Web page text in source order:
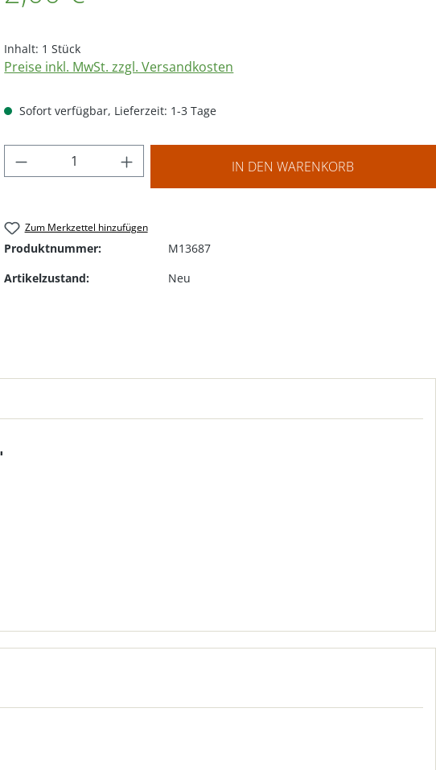
Inhalt: 1 Stück
Preise inkl. MwSt. zzgl. Versandkosten
Sofort verfügbar, Lieferzeit: 1-3 Tage
Produkt Anzahl: Gib den gewünschten Wert
IN DEN WARENKORB
Zum Merkzettel hinzufügen
Produktnummer:
M13687
Artikelzustand:
Neu